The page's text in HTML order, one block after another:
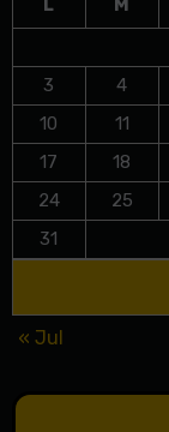
L M
3
4
10
11
17
18
24
25
31
« Jul